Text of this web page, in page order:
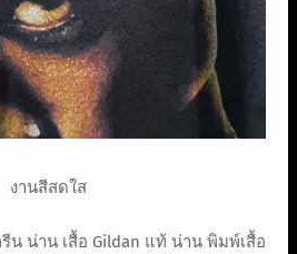
งานสีสดใส
น น่าน เสื้อ Gildan แท้ น่าน พิมพ์เสื้อ